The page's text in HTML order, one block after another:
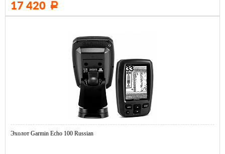
17 420 Р
Эхолот Garmin Echo 100 Russian